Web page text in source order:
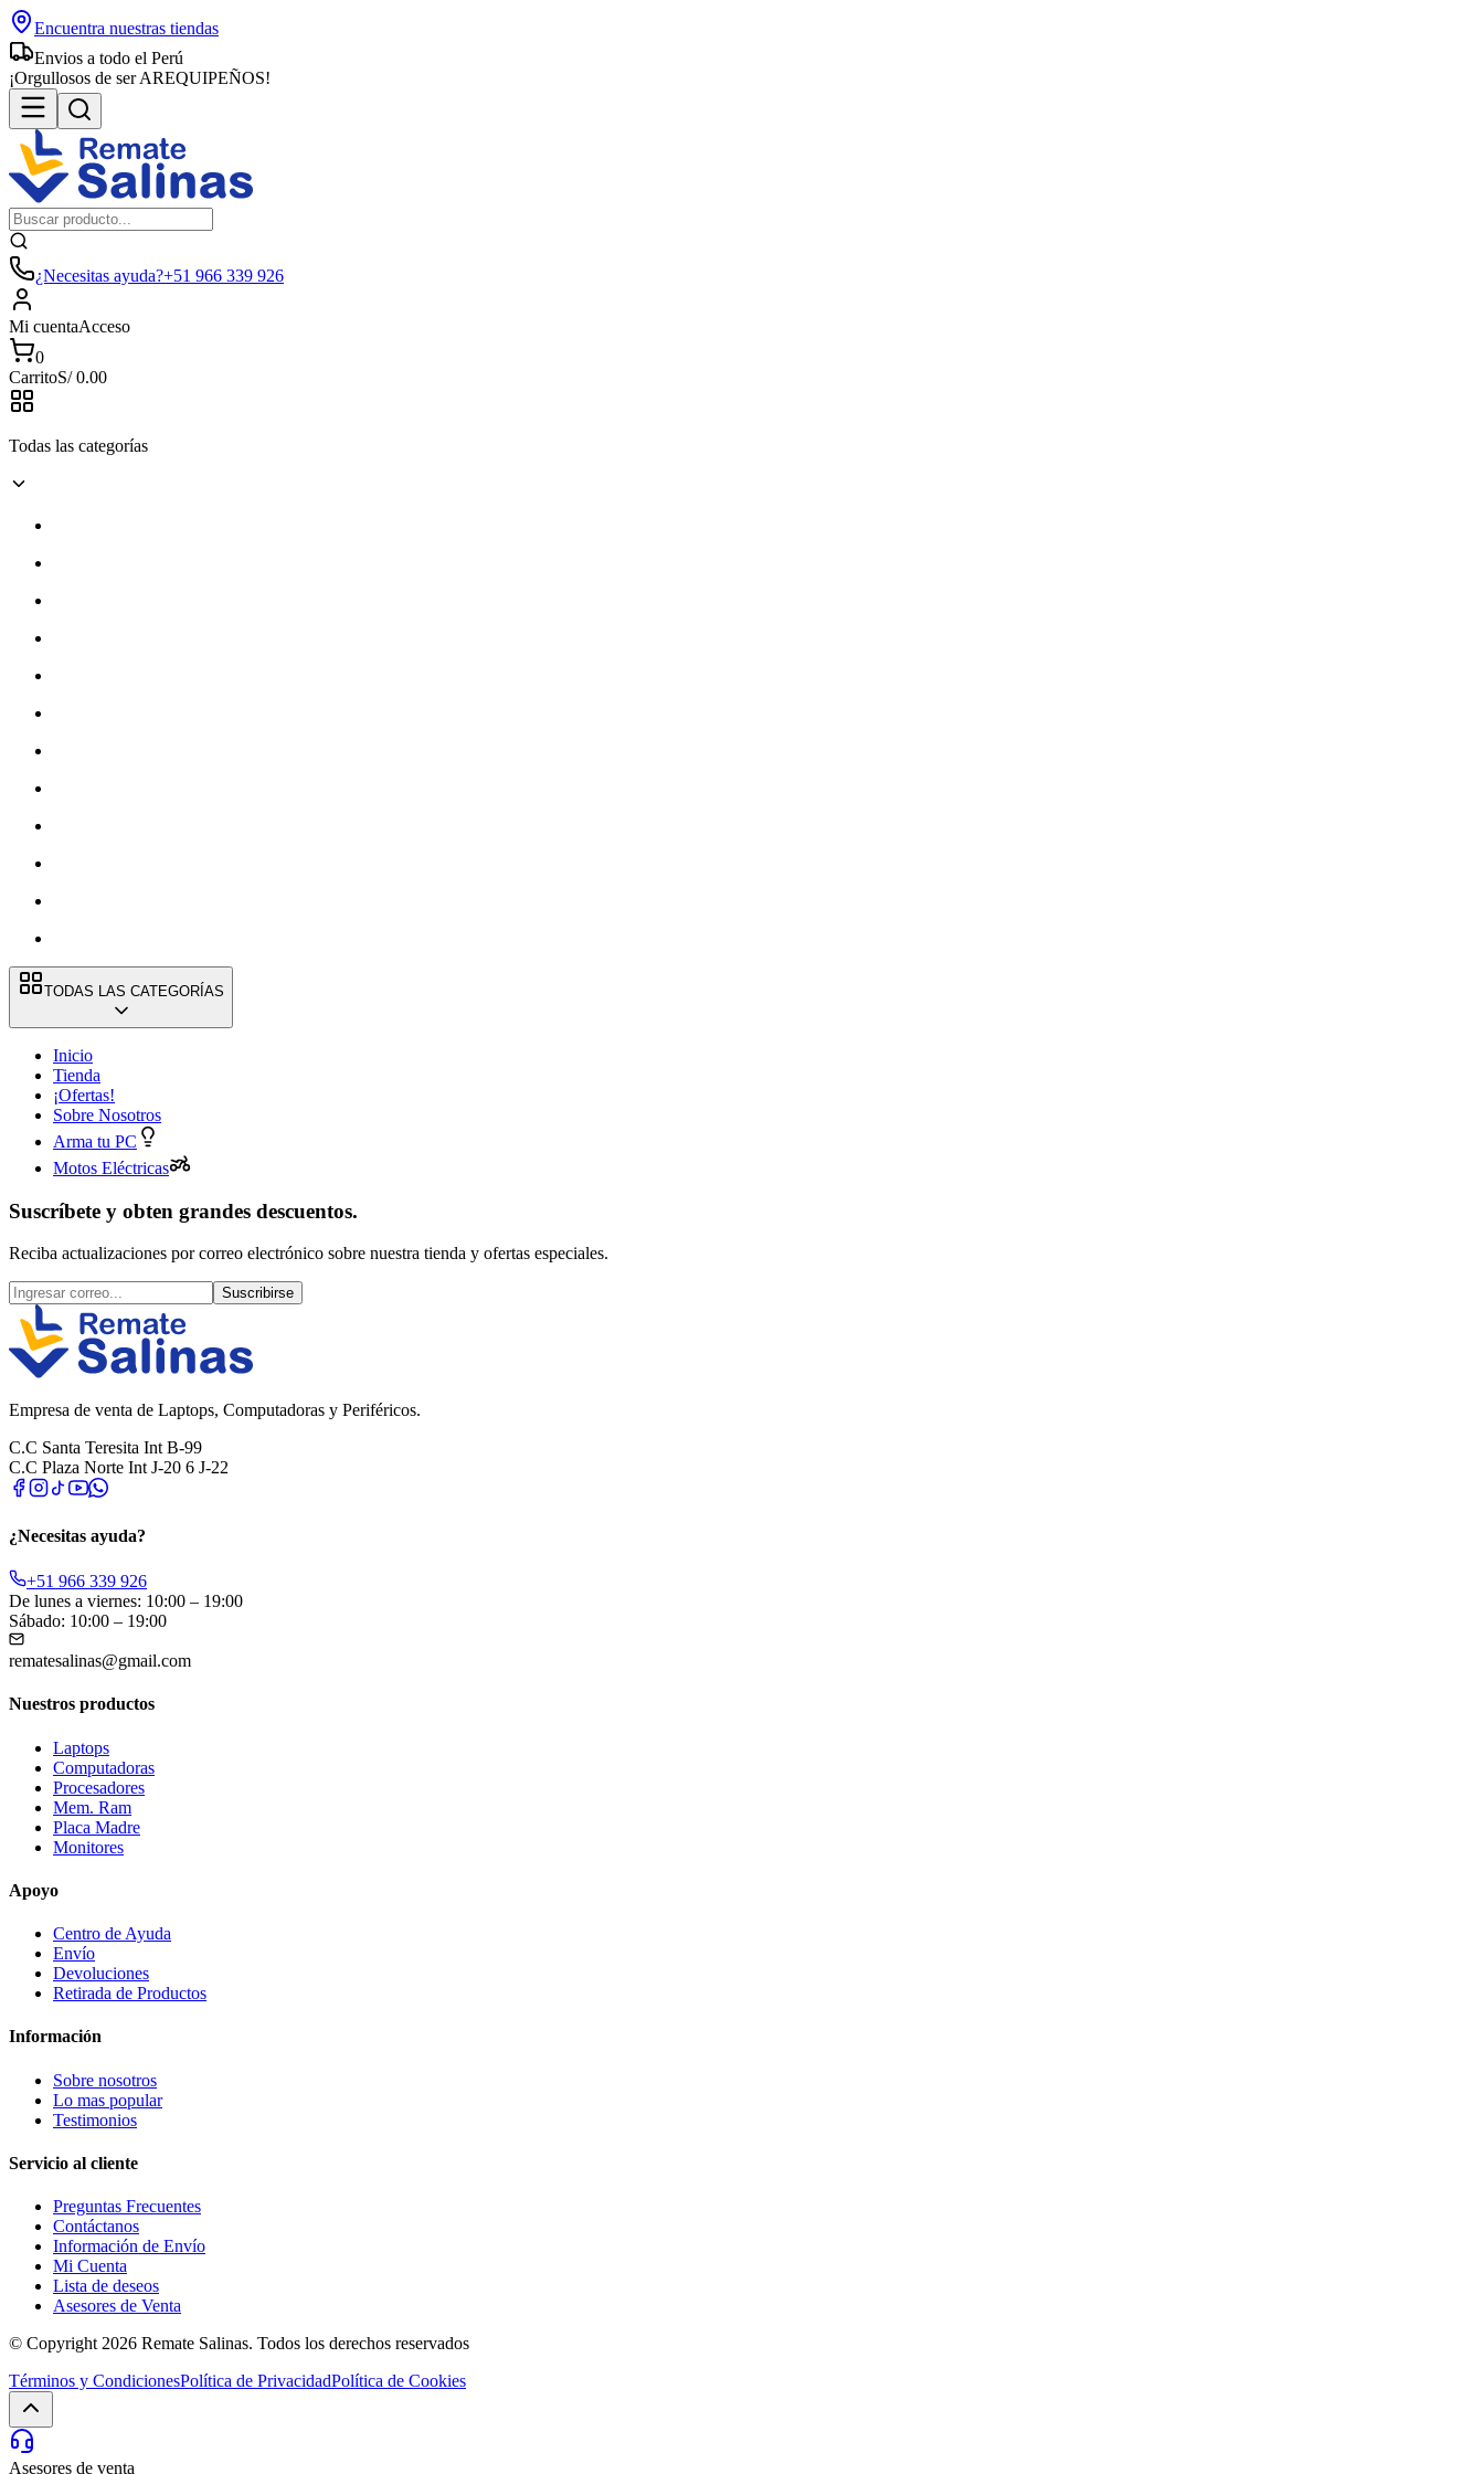
Encuentra nuestras tiendas
Envios a todo el Perú
¡Orgullosos de ser AREQUIPEÑOS!
¿Necesitas ayuda?+51 966 339 926
Mi cuentaAcceso
0
CarritoS/0.00
Todas las categorías
TODAS LAS CATEGORÍAS
Inicio
Tienda
¡Ofertas!
Sobre Nosotros
Arma tu PC
Motos Eléctricas
Suscríbete y obten grandes descuentos.
Reciba actualizaciones por correo electrónico sobre nuestra tienda y ofertas especiales.
Suscribirse
Empresa de venta de Laptops, Computadoras y Periféricos.
C.C Santa Teresita Int B-99
C.C Plaza Norte Int J-20 6 J-22
¿Necesitas ayuda?
+51 966 339 926
De lunes a viernes: 10:00 – 19:00
Sábado: 10:00 – 19:00
rematesalinas@gmail.com
Nuestros productos
Laptops
Computadoras
Procesadores
Mem. Ram
Placa Madre
Monitores
Apoyo
Centro de Ayuda
Envío
Devoluciones
Retirada de Productos
Información
Sobre nosotros
Lo mas popular
Testimonios
Servicio al cliente
Preguntas Frecuentes
Contáctanos
Información de Envío
Mi Cuenta
Lista de deseos
Asesores de Venta
© Copyright 2026 Remate Salinas. Todos los derechos reservados
Términos y CondicionesPolítica de PrivacidadPolítica de Cookies
Asesores de venta